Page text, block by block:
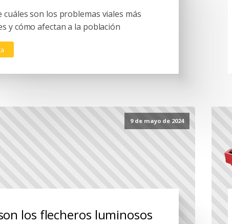
cuáles son los problemas viales más
y cómo afectan a la población
9 de mayo de 2024
los flecheros luminosos